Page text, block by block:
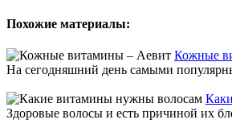
Похожие материалы:
Кожные
На сегодняшний день самыми
Здоровые волосы и есть причиной их